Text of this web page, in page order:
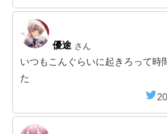
優途 さん
いつもこんぐらいに起きろって時
た